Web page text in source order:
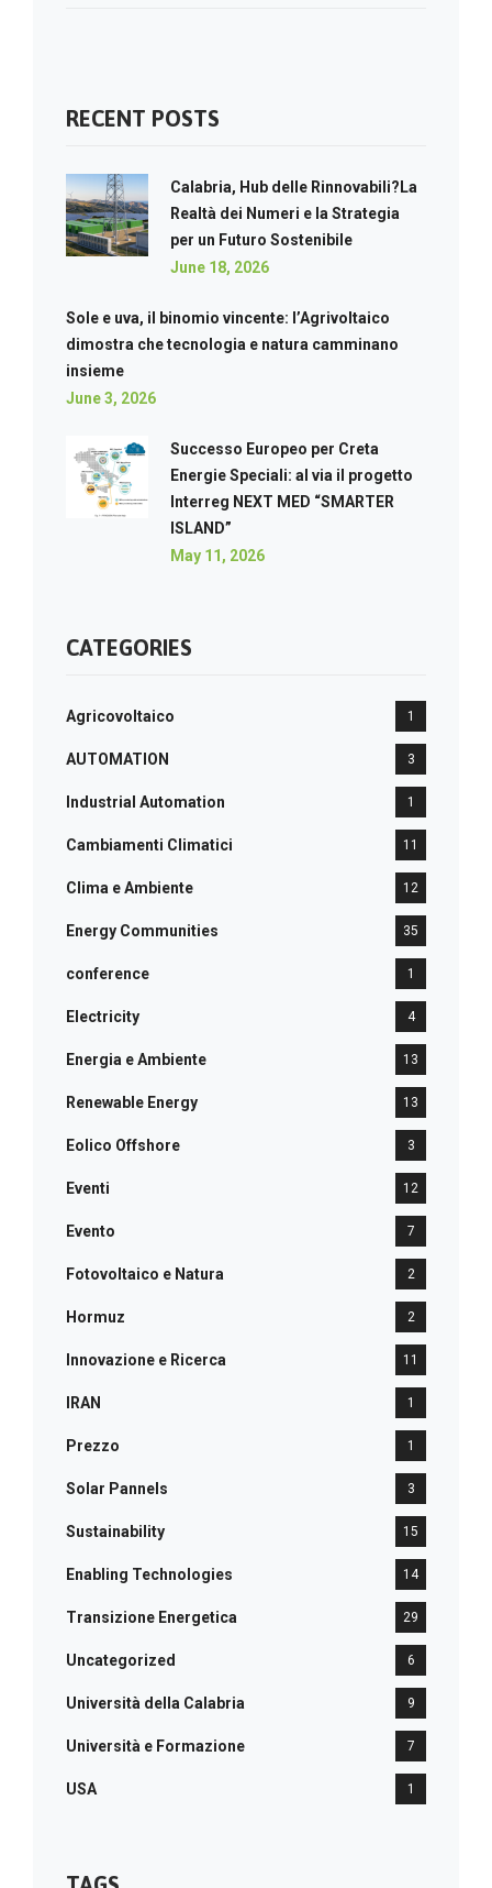
RECENT POSTS
Calabria, Hub delle Rinnovabili?La
Realtà dei Numeri e la Strategia
per un Futuro Sostenibile
June 18, 2026
Sole e uva, il binomio vincente: l’Agrivoltaico
dimostra che tecnologia e natura camminano
insieme
June 3, 2026
Successo Europeo per Creta
Energie Speciali: al via il progetto
Interreg NEXT MED “SMARTER
ISLAND”
May 11, 2026
CATEGORIES
Agricovoltaico 1
AUTOMATION 3
Industrial Automation 1
Cambiamenti Climatici 11
Clima e Ambiente 12
Energy Communities 35
conference 1
Electricity 4
Energia e Ambiente 13
Renewable Energy 13
Eolico Offshore 3
Eventi 12
Evento 7
Fotovoltaico e Natura 2
Hormuz 2
Innovazione e Ricerca 11
IRAN 1
Prezzo 1
Solar Pannels 3
Sustainability 15
Enabling Technologies 14
Transizione Energetica 29
Uncategorized 6
Università della Calabria 9
Università e Formazione 7
USA 1